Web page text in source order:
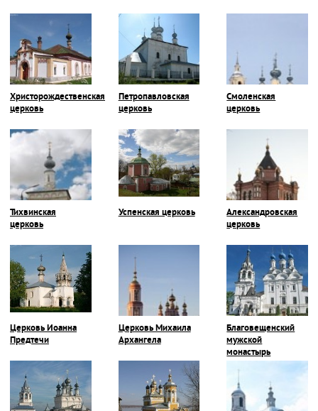
Христорождественская
церковь
Петропавловская
церковь
Смоленская
церковь
Тихвинская
церковь
Успенская церковь
Александровская
церковь
Церковь Иоанна
Предтечи
Церковь Михаила
Архангела
Благовещенский
мужской
монастырь